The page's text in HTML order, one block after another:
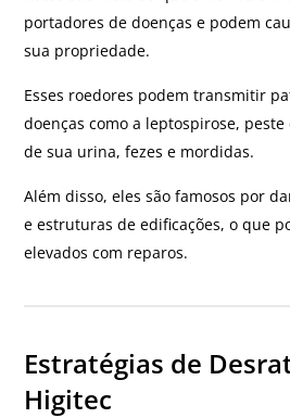
portadores de doenças e podem
sua propriedade.
Esses roedores podem transmitir
doenças como a leptospirose,
de sua urina, fezes e mordidas.
Além disso, eles são famosos por
e estruturas de edificações, o que
elevados com reparos.
Estratégias de
Higitec